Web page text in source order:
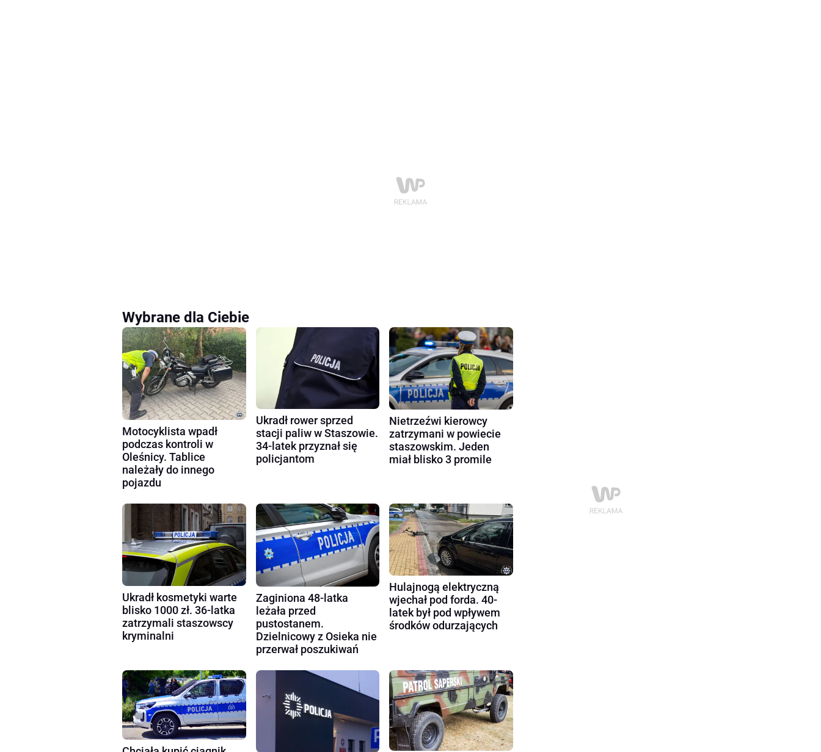
Wybrane dla Ciebie
Motocyklista wpadł
podczas kontroli w
Oleśnicy. Tablice
należały do innego
pojazdu
Ukradł rower sprzed
stacji paliw w Staszowie.
34-latek przyznał się
policjantom
Nietrzeźwi kierowcy
zatrzymani w powiecie
staszowskim. Jeden
miał blisko 3 promile
Ukradł kosmetyki warte
blisko 1000 zł. 36-latka
zatrzymali staszowscy
kryminalni
Zaginiona 48-latka
leżała przed
pustostanem.
Dzielnicowy z Osieka nie
przerwał poszukiwań
Hulajnogą elektryczną
wjechał pod forda. 40-
latek był pod wpływem
środków odurzających